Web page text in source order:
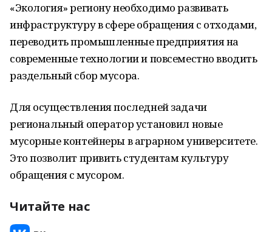
«Экология» региону необходимо развивать
инфраструктуру в сфере обращения с отходами,
переводить промышленные предприятия на
современные технологии и повсеместно вводить
раздельный сбор мусора.
Для осуществления последней задачи
региональный оператор установил новые
мусорные контейнеры в аграрном университете.
Это позволит привить студентам культуру
обращения с мусором.
Читайте нас